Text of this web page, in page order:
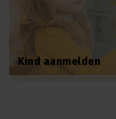
Kind aanmelden